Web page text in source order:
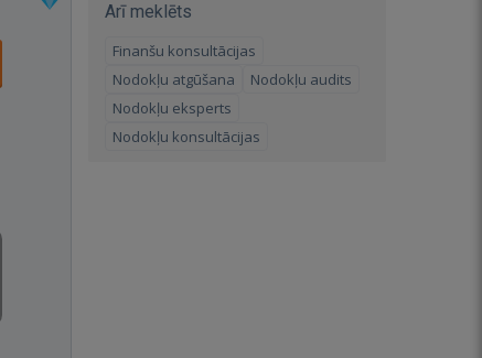
Arī meklēts
Finanšu konsultācijas
Nodokļu atgūšana
Nodokļu audits
Nodokļu eksperts
Nodokļu konsultācijas